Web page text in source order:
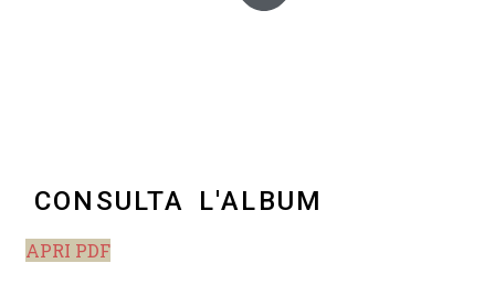
CONSULTA L'ALBUM
APRI PDF